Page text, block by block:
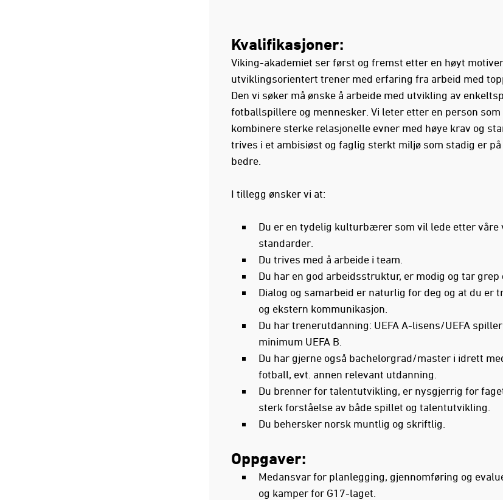
Kvalifikasjoner:
Viking-akademiet ser først og fremst etter en høyt
utviklingsorientert trener med erfaring fra arbeid med
Den vi søker må ønske å arbeide med utvikling av
fotballspillere og mennesker. Vi leter etter en person som
kombinere sterke relasjonelle evner med høye krav og
trives i et ambisiøst og faglig sterkt miljø som stadig er
bedre.
I tillegg ønsker vi at:
Du er en tydelig kulturbærer som vil lede etter våre
standarder.
Du trives med å arbeide i team.
Du har en god arbeidsstruktur, er modig og tar grep
Dialog og samarbeid er naturlig for deg og at du er
og ekstern kommunikasjon.
Du har trenerutdanning: UEFA A-lisens/UEFA
minimum UEFA B.
Du har gjerne også bachelorgrad/master i idrett
fotball, evt. annen relevant utdanning.
Du brenner for talentutvikling, er nysgjerrig for
sterk forståelse av både spillet og talentutvikling.
Du behersker norsk muntlig og skriftlig.
Oppgaver:
Medansvar for planlegging, gjennomføring og
og kamper for G17-laget.